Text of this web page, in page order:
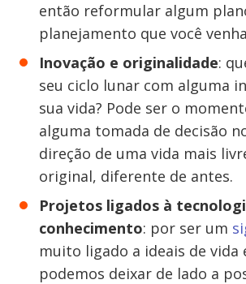
então reformular algum
planejamento que você
Inovação e originalidade:
seu ciclo lunar com alguma
sua vida? Pode ser o
alguma tomada de decisão
direção de uma vida mais
original, diferente de antes.
Projetos ligados à
conhecimento: por ser um
muito ligado a ideais de vida
podemos deixar de lado a